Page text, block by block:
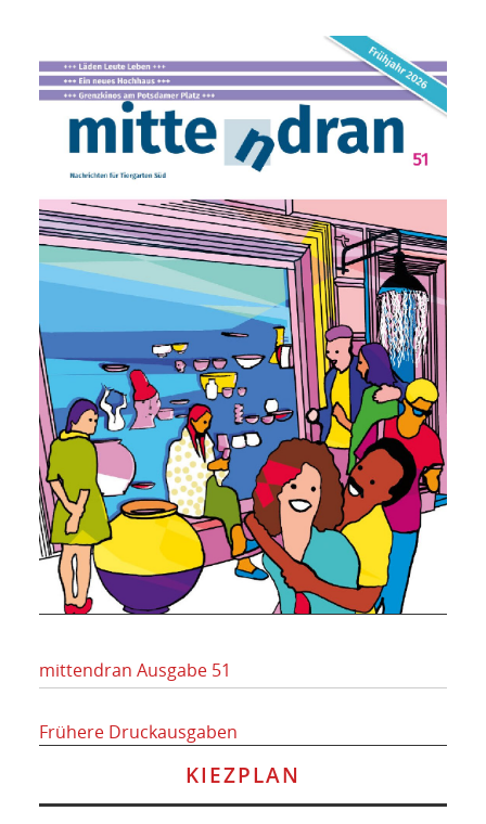
mittendran Ausgabe 51
Frühere Druckausgaben
KIEZPLAN